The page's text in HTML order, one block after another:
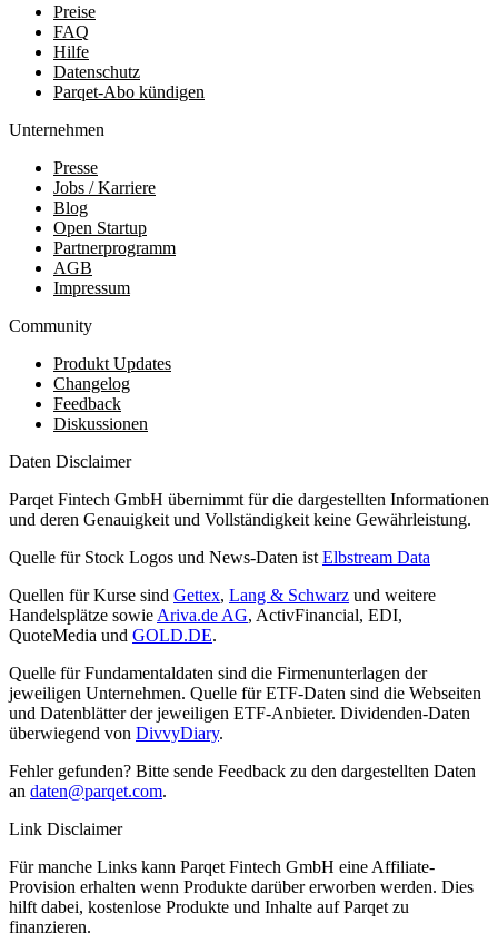
Preise
FAQ
Hilfe
Datenschutz
Parqet-Abo kündigen
Unternehmen
Presse
Jobs / Karriere
Blog
Open Startup
Partnerprogramm
AGB
Impressum
Community
Produkt Updates
Changelog
Feedback
Diskussionen
Daten Disclaimer
Parqet Fintech GmbH übernimmt für die dargestellten Informationen
und deren Genauigkeit und Vollständigkeit keine Gewährleistung.
Quelle für Stock Logos und News-Daten ist Elbstream Data
Quellen für Kurse sind Gettex, Lang & Schwarz und weitere
Handelsplätze sowie Ariva.de AG, ActivFinancial, EDI,
QuoteMedia und GOLD.DE.
Quelle für Fundamentaldaten sind die Firmenunterlagen der
jeweiligen Unternehmen. Quelle für ETF-Daten sind die Webseiten
und Datenblätter der jeweiligen ETF-Anbieter. Dividenden-Daten
überwiegend von DivvyDiary.
Fehler gefunden? Bitte sende Feedback zu den dargestellten Daten
an daten@parqet.com.
Link Disclaimer
Für manche Links kann Parqet Fintech GmbH eine Affiliate-
Provision erhalten wenn Produkte darüber erworben werden. Dies
hilft dabei, kostenlose Produkte und Inhalte auf Parqet zu
finanzieren.